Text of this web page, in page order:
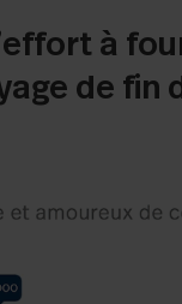
à
de fin